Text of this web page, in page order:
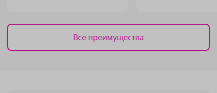
Все преимущества